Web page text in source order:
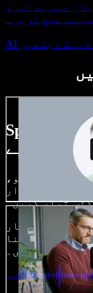
میں بدلیں،
سے میچ کریں۔
AI ڈبنگ دیکھیں
Speechify اسٹوڈیو سے کیا کچھ کر سکتے
دیکھیے
امیجز، آڈیو،
شاندار
تیار کریں۔
تخلیق کار
کو حقیقت بنا
سکتے ہیں۔
شروع کریں